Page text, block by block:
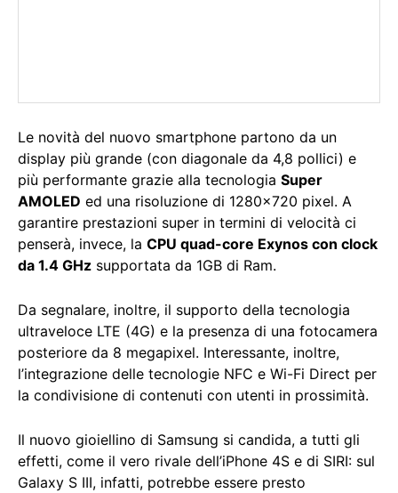
Le novità del nuovo smartphone partono da un
display più grande (con diagonale da 4,8 pollici) e
più performante grazie alla tecnologia Super
AMOLED ed una risoluzione di 1280×720 pixel. A
garantire prestazioni super in termini di velocità ci
penserà, invece, la CPU quad-core Exynos con clock
da 1.4 GHz supportata da 1GB di Ram.
Da segnalare, inoltre, il supporto della tecnologia
ultraveloce LTE (4G) e la presenza di una fotocamera
posteriore da 8 megapixel. Interessante, inoltre,
l’integrazione delle tecnologie NFC e Wi-Fi Direct per
la condivisione di contenuti con utenti in prossimità.
Il nuovo gioiellino di Samsung si candida, a tutti gli
effetti, come il vero rivale dell’iPhone 4S e di SIRI: sul
Galaxy S III, infatti, potrebbe essere presto